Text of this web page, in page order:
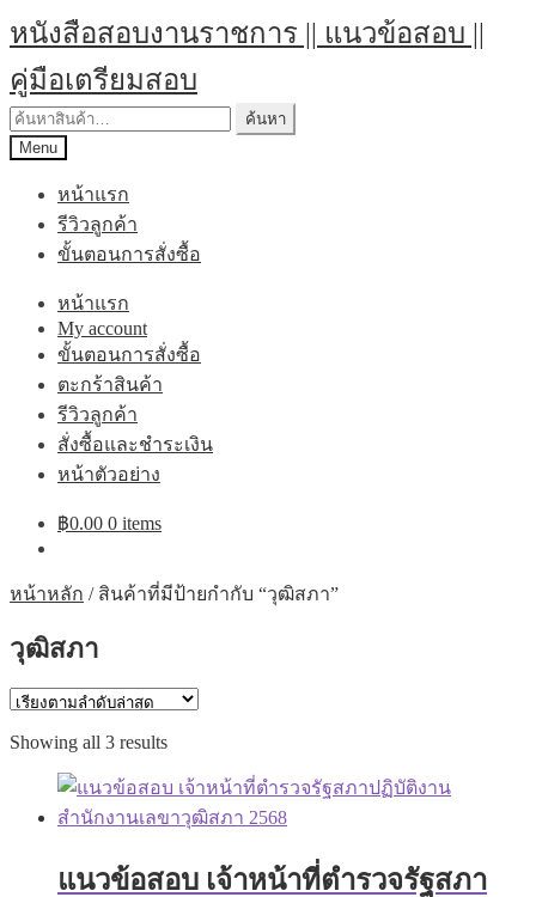
Skip
to
navigation
Skip
to
content
หนังสือสอบงานราชการ || แนวข้อสอบ ||
คู่มือเตรียมสอบ
ค้นหา:
ค้นหา
Menu
หน้าแรก
รีวิวลูกค้า
ขั้นตอนการสั่งซื้อ
หน้าแรก
My account
ขั้นตอนการสั่งซื้อ
ตะกร้าสินค้า
รีวิวลูกค้า
สั่งซื้อและชำระเงิน
หน้าตัวอย่าง
฿0.00 0 items
หน้าหลัก / สินค้าที่มีป้ายกำกับ “วุฒิสภา”
วุฒิสภา
Showing all 3 resultsSorted
latest
แนวข้อสอบ เจ้าหน้าที่ตำรวจรัฐสภา